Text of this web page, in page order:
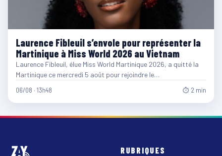
Laurence Fibleuil s’envole pour représenter la
Martinique à Miss World 2026 au Vietnam
Laurence Fibleuil, élue Miss World Martinique 2026, a quitté la
Martinique ce mercredi 5 août pour rejoindre le…
06/08 · 13h48 ⏱ 2 min
RUBRIQUES